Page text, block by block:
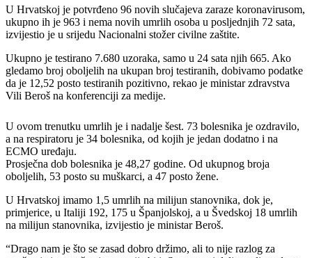
U Hrvatskoj je potvrđeno 96 novih slučajeva zaraze koronavirusom,
ukupno ih je 963 i nema novih umrlih osoba u posljednjih 72 sata,
izvijestio je u srijedu Nacionalni stožer civilne zaštite.
Ukupno je testirano 7.680 uzoraka, samo u 24 sata njih 665. Ako
gledamo broj oboljelih na ukupan broj testiranih, dobivamo podatke
da je 12,52 posto testiranih pozitivno, rekao je ministar zdravstva
Vili Beroš na konferenciji za medije.
U ovom trenutku umrlih je i nadalje šest. 73 bolesnika je ozdravilo,
a na respiratoru je 34 bolesnika, od kojih je jedan dodatno i na
ECMO uređaju.
Prosječna dob bolesnika je 48,27 godine. Od ukupnog broja
oboljelih, 53 posto su muškarci, a 47 posto žene.
U Hrvatskoj imamo 1,5 umrlih na milijun stanovnika, dok je,
primjerice, u Italiji 192, 175 u Španjolskoj, a u Švedskoj 18 umrlih
na milijun stanovnika, izvijestio je ministar Beroš.
“Drago nam je što se zasad dobro držimo, ali to nije razlog za